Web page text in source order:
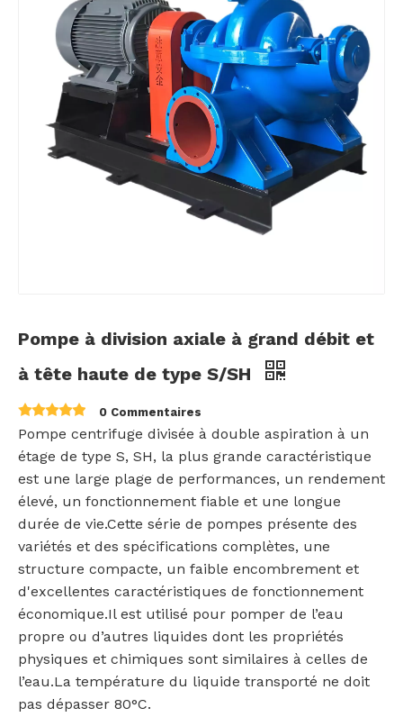
Pompe à division axiale à grand débit et
à tête haute de type S/SH
0 Commentaires
Pompe centrifuge divisée à double aspiration à un
étage de type S, SH, la plus grande caractéristique
est une large plage de performances, un rendement
élevé, un fonctionnement fiable et une longue
durée de vie.Cette série de pompes présente des
variétés et des spécifications complètes, une
structure compacte, un faible encombrement et
d'excellentes caractéristiques de fonctionnement
économique.Il est utilisé pour pomper de l’eau
propre ou d’autres liquides dont les propriétés
physiques et chimiques sont similaires à celles de
l’eau.La température du liquide transporté ne doit
pas dépasser 80°C.